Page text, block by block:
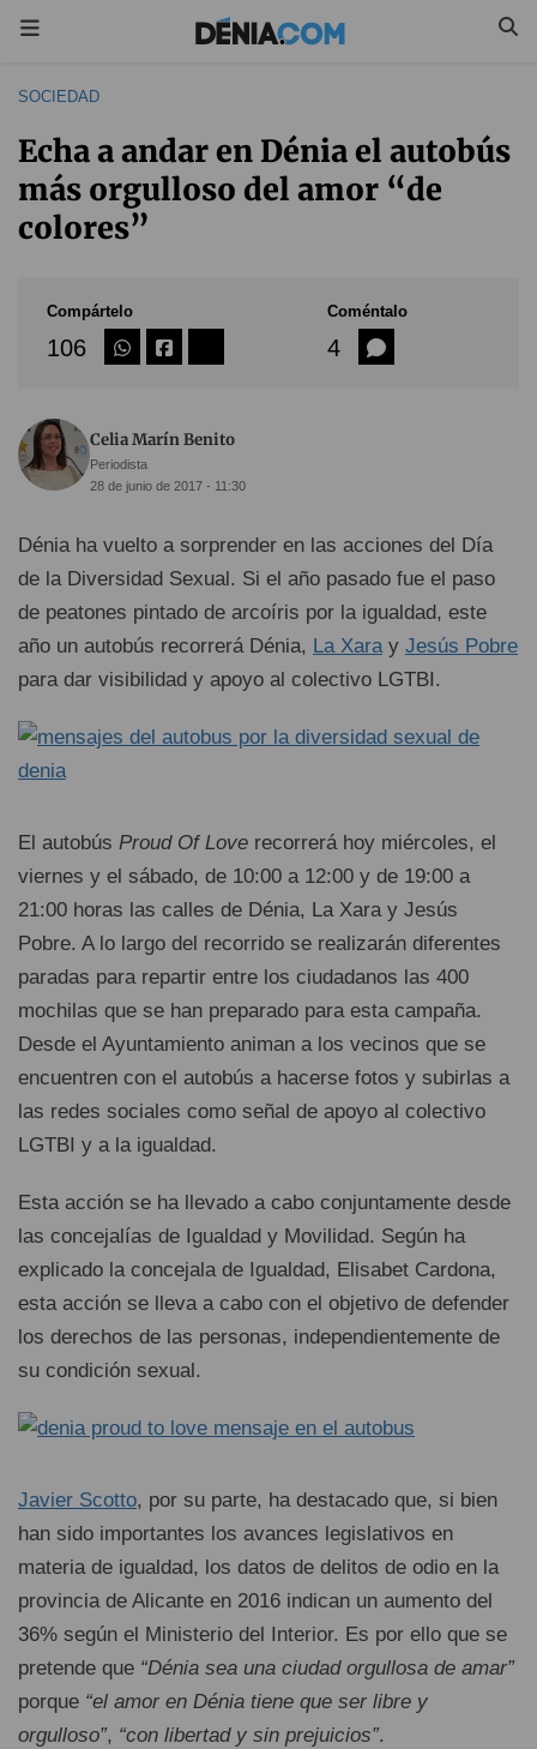
SOCIEDAD
Echa a andar en Dénia el autobús
más orgulloso del amor “de
colores”
Compártelo
106
Coméntalo
4
Celia Marín Benito
Periodista
28 de junio de 2017 - 11:30
Dénia ha vuelto a sorprender en las acciones del Día
de la Diversidad Sexual. Si el año pasado fue el paso
de peatones pintado de arcoíris por la igualdad, este
año un autobús recorrerá Dénia, La Xaray Jesús Pobre
para dar visibilidad y apoyo al colectivo LGTBI.
El autobús Proud Of Love recorrerá hoy miércoles, el
viernes y el sábado, de 10:00 a 12:00 y de 19:00 a
21:00 horas las calles de Dénia, La Xara y Jesús
Pobre. A lo largo del recorrido se realizarán diferentes
paradas para repartir entre los ciudadanos las 400
mochilas que se han preparado para esta campaña.
Desde el Ayuntamiento animan a los vecinos que se
encuentren con el autobús a hacerse fotos y subirlas a
las redes sociales como señal de apoyo al colectivo
LGTBI y a la igualdad.
Esta acción se ha llevado a cabo conjuntamente desde
las concejalías de Igualdad y Movilidad. Según ha
explicado la concejala de Igualdad, Elisabet Cardona,
esta acción se lleva a cabo con el objetivo de defender
los derechos de las personas, independientemente de
su condición sexual.
Javier Scotto, por su parte, ha destacado que, si bien
han sido importantes los avances legislativos en
materia de igualdad, los datos de delitos de odio en la
provincia de Alicante en 2016 indican un aumento del
36% según el Ministerio del Interior. Es por ello que se
pretende que “Dénia sea una ciudad orgullosa de amar”
porque “el amor en Dénia tiene que ser libre y
orgulloso”, “con libertad y sin prejuicios”.